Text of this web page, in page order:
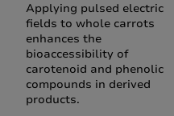
Applying pulsed electric
fields to whole carrots
enhances the
bioaccessibility of
carotenoid and phenolic
compounds in derived
products.